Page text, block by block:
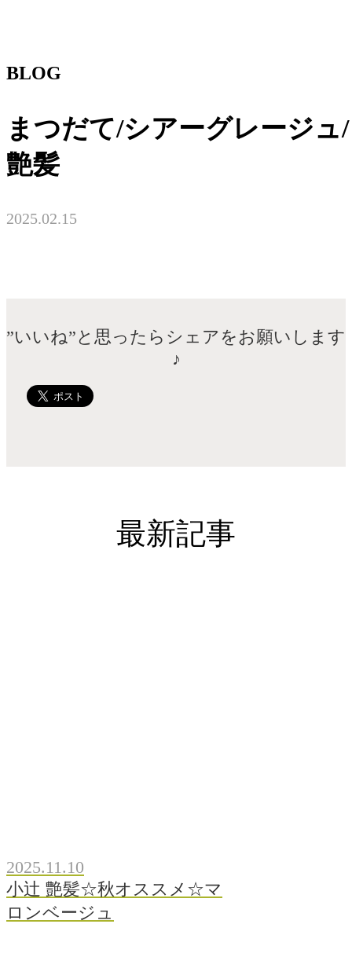
BLOG
まつだて/シアーグレージュ
艶髪
2025.02.15
”いいね”と思ったらシェアをお願いします
♪
最新記事
2025.11.10
小辻 艶髪☆秋オススメ☆マ
ロンベージュ